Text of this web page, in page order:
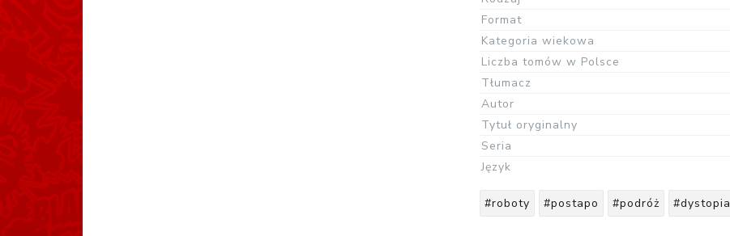
Format
Kategoria wiekowa
Liczba tomów w Polsce
Tłumacz
Autor
Tytuł oryginalny
Seria
Język
#roboty #postapo #podróż #dystopia